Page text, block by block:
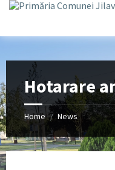
Hotarare
Home / News